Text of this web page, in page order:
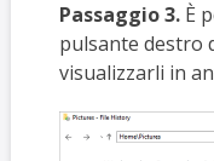
Passaggio 3.È
pulsante destro
visualizzarli in